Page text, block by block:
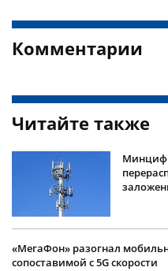
Комментарии
Читайте также
«МегаФон» разогнал
сопоставимой с 5G скорости